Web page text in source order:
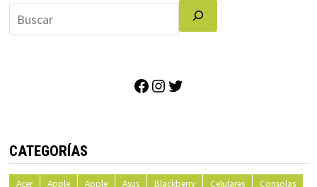
Facebook
Instagram
CATEGORÍAS
Acer Apple Apple Asus Blackberry Celulares
Consolas